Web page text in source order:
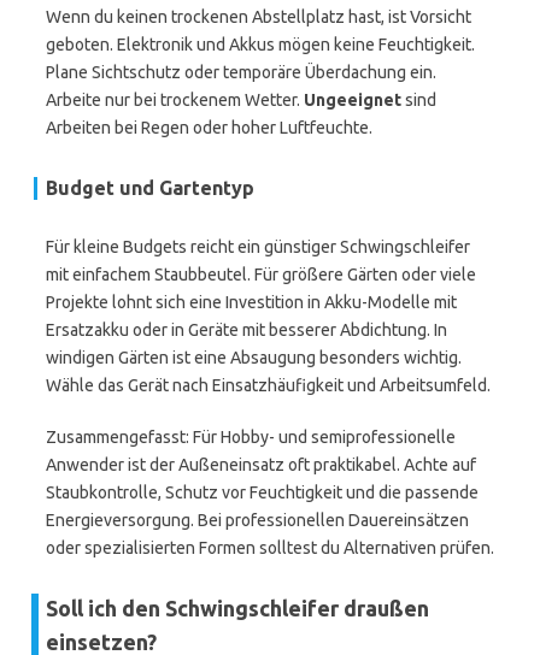
Wenn du keinen trockenen Abstellplatz hast, ist Vorsicht
geboten. Elektronik und Akkus mögen keine Feuchtigkeit.
Plane Sichtschutz oder temporäre Überdachung ein.
Arbeite nur bei trockenem Wetter. Ungeeignetsind
Arbeiten bei Regen oder hoher Luftfeuchte.
Budget und Gartentyp
Für kleine Budgets reicht ein günstiger Schwingschleifer
mit einfachem Staubbeutel. Für größere Gärten oder viele
Projekte lohnt sich eine Investition in Akku-Modelle mit
Ersatzakku oder in Geräte mit besserer Abdichtung. In
windigen Gärten ist eine Absaugung besonders wichtig.
Wähle das Gerät nach Einsatzhäufigkeit und Arbeitsumfeld.
Zusammengefasst: Für Hobby- und semiprofessionelle
Anwender ist der Außeneinsatz oft praktikabel. Achte auf
Staubkontrolle, Schutz vor Feuchtigkeit und die passende
Energieversorgung. Bei professionellen Dauereinsätzen
oder spezialisierten Formen solltest du Alternativen prüfen.
Soll ich den Schwingschleifer draußen
einsetzen?